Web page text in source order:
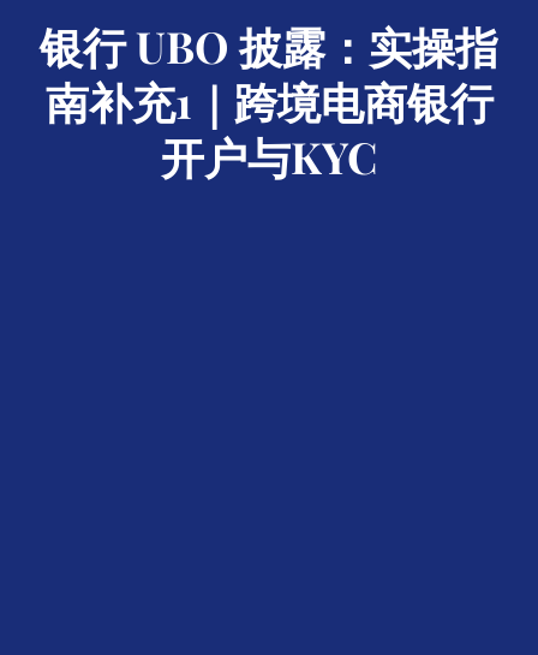
银行 UBO 披露：实操指
南补充1｜跨境电商银行
开户与KYC